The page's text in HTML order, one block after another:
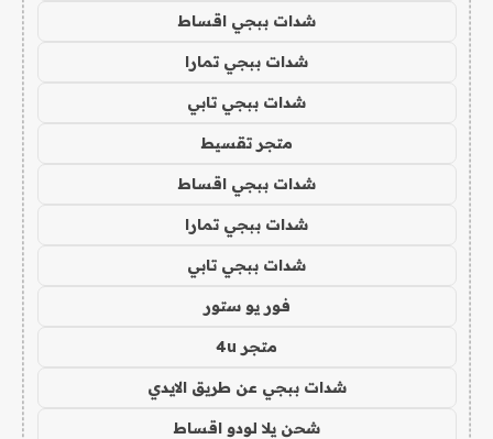
شدات ببجي اقساط
شدات ببجي تمارا
شدات ببجي تابي
متجر تقسيط
شدات ببجي اقساط
شدات ببجي تمارا
شدات ببجي تابي
فور يو ستور
متجر 4u
شدات ببجي عن طريق الايدي
شحن يلا لودو اقساط